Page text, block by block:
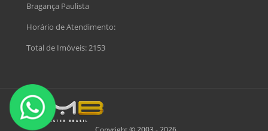
Bragança Paulista
Horário de Atendimento:
Total de Imóveis: 2153